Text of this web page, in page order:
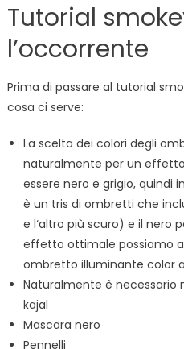
Tutorial
l’occorrente
Prima di passare al tutorial
cosa ci serve:
La scelta dei colori degli
naturalmente per un
essere nero e grigio, quindi
è un tris di ombretti che
e l‘altro più scuro) e il nero
effetto ottimale possiamo
ombretto illuminante color
Naturalmente è necessario
kajal
Mascara nero
Pennelli